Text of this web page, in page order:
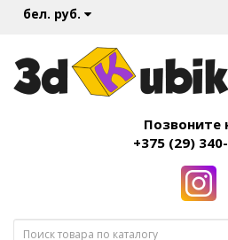
бел. руб.
Позвоните
+375 (29)